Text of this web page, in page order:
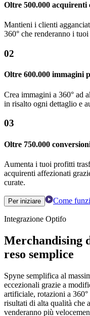
Oltre 500.000 acquirenti
Mantieni i clienti
360° che renderanno i
02
Oltre 600.000 immagini
Crea immagini a 360° ad
in risalto ogni dettaglio e
03
Oltre 750.000
Aumenta i tuoi profitti
acquirenti affezionati
curate.
Per iniziare Come
Integrazione Optifo
Merchandising
reso semplice
Spyne semplifica al
eccezionali grazie a
artificiale, rotazioni a
risultati di alta qualità che
venderanno più